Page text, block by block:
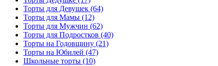
Торты для Девушек (64)
Торты для Мамы (12)
Торты для Мужчин (62)
Торты для Подростков (40)
Торты на Годовщину (21)
Торты на Юбилей (47)
Школьные торты (10)